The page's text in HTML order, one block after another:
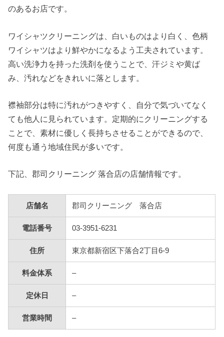
のあるお店です。
ワイシャツクリーニングは、白いものはより白く、色柄
ワイシャツはより鮮やかになるよう工夫されています。
高い洗浄力を持った洗剤を使うことで、汗ジミや黄ば
み、汚れなどをきれいに落とします。
襟袖部分は特に汚れがつきやすく、自分で気づいてなく
ても他人に見られています。定期的にクリーニングする
ことで、素材に優しく長持ちさせることができるので、
何度も通う地域住民が多いです。
下記、郡司クリーニング 落合店の店舗情報です。
店舗名 郡司クリーニング 落合店
電話番号 03-3951-6231
住所 東京都新宿区下落合2丁目6-9
料金体系 –
定休日 –
営業時間 –